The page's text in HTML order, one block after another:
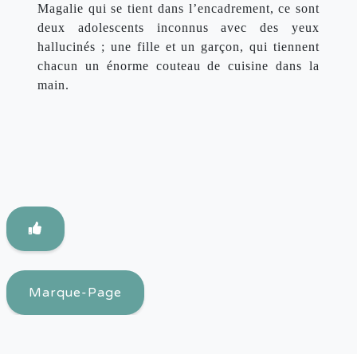
Magalie qui se tient dans l’encadrement, ce sont
deux adolescents inconnus avec des yeux
hallucinés ; une fille et un garçon, qui tiennent
chacun un énorme couteau de cuisine dans la
main.
Marque-Page